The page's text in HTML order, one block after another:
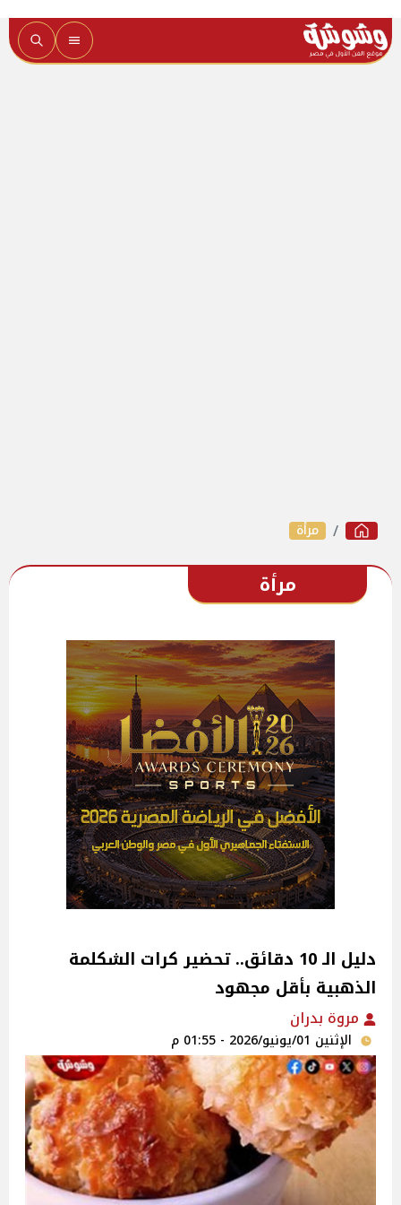
مرأة
مرأة
دليل الـ 10 دقائق.. تحضير كرات الشكلمة
الذهبية بأقل مجهود
مروة بدران
الإثنين 01/يونيو/2026 - 01:55 م